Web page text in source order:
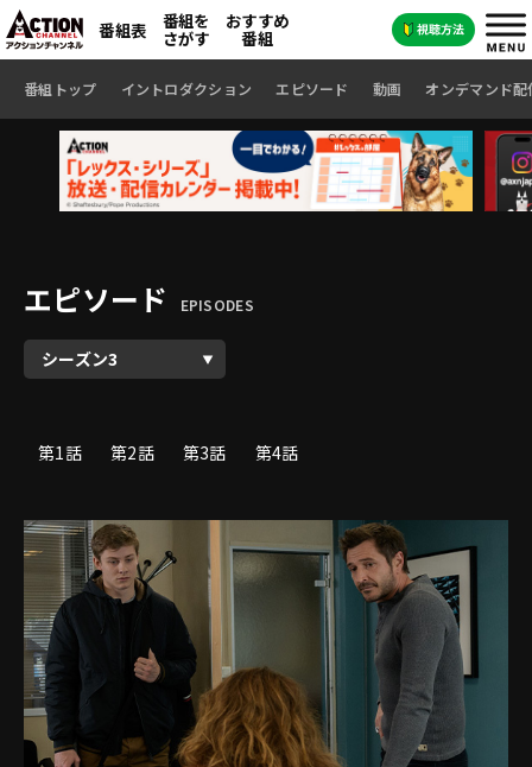
番組表 番組を
さがす
おすすめ
番組
番組トップ イントロダクション エピソード 動画 オンデマンド配
エピソード EPISODES
第1話 第2話 第3話 第4話